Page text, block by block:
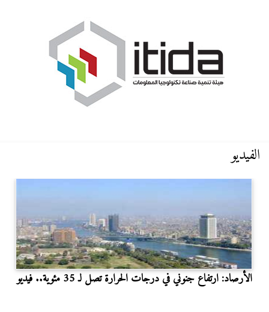
الفيديو
الأرصاد: ارتفاع جنوني في درجات الحرارة تصل لـ 35 مئوية.. فيديو